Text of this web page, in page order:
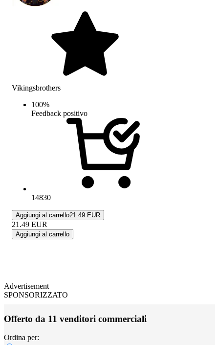
Vikingsbrothers
100%
Feedback positivo
14830
Aggiungi al carrello21.49 EUR
21.49 EUR
Aggiungi al carrello
Advertisement
SPONSORIZZATO
Offerto da 11 venditori commerciali
Ordina per: